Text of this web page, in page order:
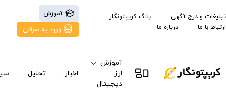
تبلیغات و درج آگهی
بلاگ کریپتونگار
ارتباط با ما
درباره ما
آموزش
ورود به صرافی
آموزش
ارز
دیجیتال
اخبار تحلیل